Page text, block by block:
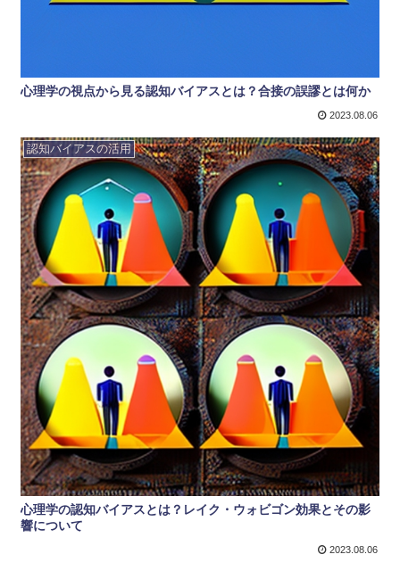
心理学の視点から見る認知バイアスとは？合接の誤謬とは何か
2023.08.06
認知バイアスの活用
心理学の認知バイアスとは？レイク・ウォビゴン効果とその影
響について
2023.08.06